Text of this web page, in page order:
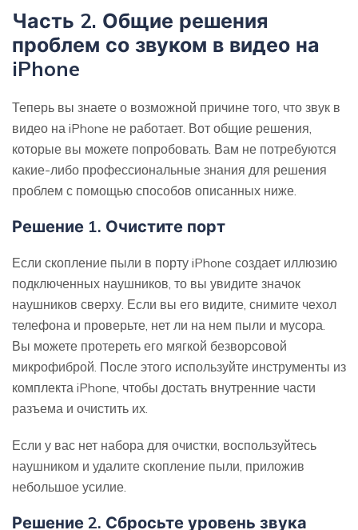
Часть 2. Общие решения
проблем со звуком в видео на
iPhone
Теперь вы знаете о возможной причине того, что звук в
видео на iPhone не работает. Вот общие решения,
которые вы можете попробовать. Вам не потребуются
какие-либо профессиональные знания для решения
проблем с помощью способов описанных ниже.
Решение 1. Очистите порт
Если скопление пыли в порту iPhone создает иллюзию
подключенных наушников, то вы увидите значок
наушников сверху. Если вы его видите, снимите чехол
телефона и проверьте, нет ли на нем пыли и мусора.
Вы можете протереть его мягкой безворсовой
микрофиброй. После этого используйте инструменты из
комплекта iPhone, чтобы достать внутренние части
разъема и очистить их.
Если у вас нет набора для очистки, воспользуйтесь
наушником и удалите скопление пыли, приложив
небольшое усилие.
Решение 2. Сбросьте уровень звука